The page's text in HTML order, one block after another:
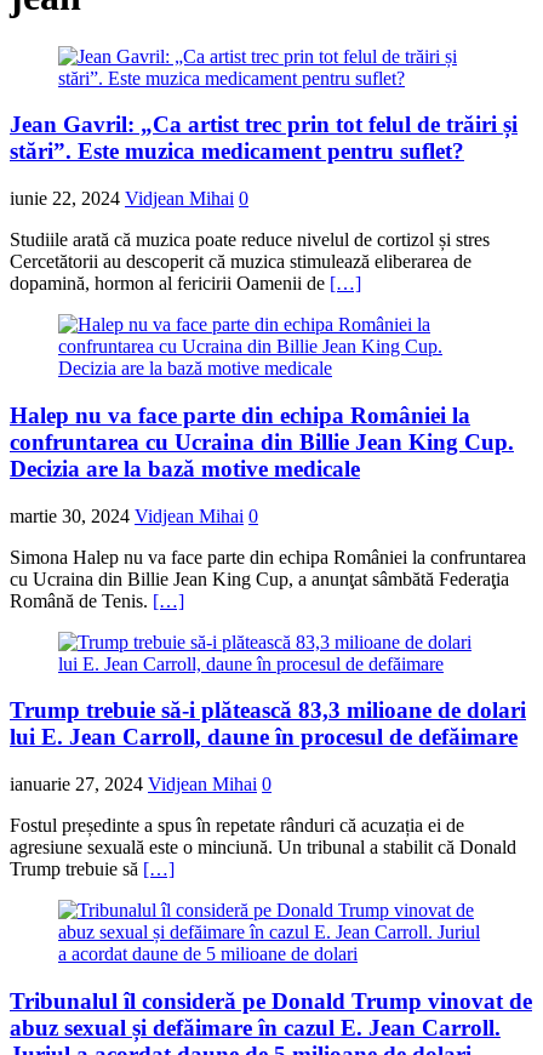
Jean Gavril: „Ca artist trec prin tot felul de trăiri și
stări”. Este muzica medicament pentru suflet?
iunie 22, 2024 Vidjean Mihai 0
Studiile arată că muzica poate reduce nivelul de cortizol și stres
Cercetătorii au descoperit că muzica stimulează eliberarea de
dopamină, hormon al fericirii Oamenii de […]
Halep nu va face parte din echipa României la
confruntarea cu Ucraina din Billie Jean King Cup.
Decizia are la bază motive medicale
martie 30, 2024 Vidjean Mihai 0
Simona Halep nu va face parte din echipa României la confruntarea
cu Ucraina din Billie Jean King Cup, a anunţat sâmbătă Federaţia
Română de Tenis. […]
Trump trebuie să-i plătească 83,3 milioane de dolari
lui E. Jean Carroll, daune în procesul de defăimare
ianuarie 27, 2024 Vidjean Mihai 0
Fostul președinte a spus în repetate rânduri că acuzația ei de
agresiune sexuală este o minciună. Un tribunal a stabilit că Donald
Trump trebuie să […]
Tribunalul îl consideră pe Donald Trump vinovat de
abuz sexual și defăimare în cazul E. Jean Carroll.